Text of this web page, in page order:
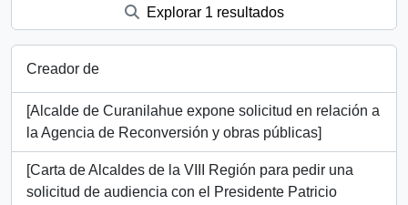
Explorar 1 resultados
Creador de
[Alcalde de Curanilahue expone solicitud en relación a
la Agencia de Reconversión y obras públicas]
[Carta de Alcaldes de la VIII Región para pedir una
solicitud de audiencia con el Presidente Patricio